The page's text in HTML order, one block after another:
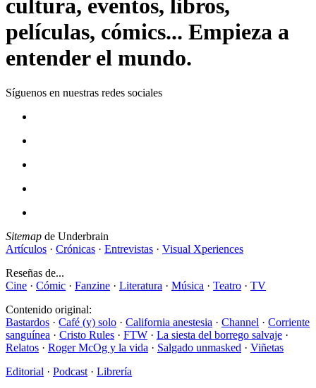
cultura, eventos, libros,
películas, cómics... Empieza a
entender el mundo.
Síguenos en nuestras redes sociales
Sitemap de Underbrain
Artículos · Crónicas · Entrevistas · Visual Xperiences
Reseñas de...
Cine · Cómic · Fanzine · Literatura · Música · Teatro · TV
Contenido original:
Bastardos · Café (y) solo · California anestesia · Channel · Corriente
sanguínea · Cristo Rules · FTW · La siesta del borrego salvaje ·
Relatos · Roger McOg y la vida · Salgado unmasked · Viñetas
Editorial · Podcast · Librería